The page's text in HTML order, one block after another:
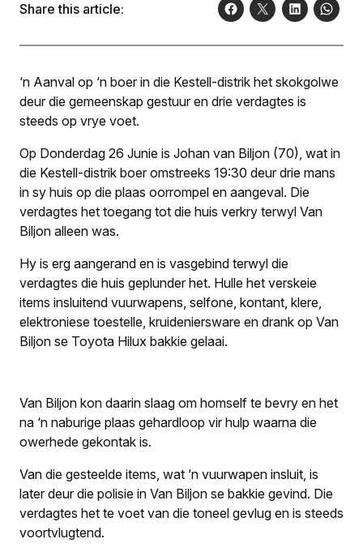
Share this article:
‘n Aanval op ‘n boer in die Kestell-distrik het skokgolwe
deur die gemeenskap gestuur en drie verdagtes is
steeds op vrye voet.
Op Donderdag 26 Junie is Johan van Biljon (70), wat in
die Kestell-distrik boer omstreeks 19:30 deur drie mans
in sy huis op die plaas oorrompel en aangeval. Die
verdagtes het toegang tot die huis verkry terwyl Van
Biljon alleen was.
Hy is erg aangerand en is vasgebind terwyl die
verdagtes die huis geplunder het. Hulle het verskeie
items insluitend vuurwapens, selfone, kontant, klere,
elektroniese toestelle, kruideniersware en drank op Van
Biljon se Toyota Hilux bakkie gelaai.
Van Biljon kon daarin slaag om homself te bevry en het
na ‘n naburige plaas gehardloop vir hulp waarna die
owerhede gekontak is.
Van die gesteelde items, wat ‘n vuurwapen insluit, is
later deur die polisie in Van Biljon se bakkie gevind. Die
verdagtes het te voet van die toneel gevlug en is steeds
voortvlugtend.